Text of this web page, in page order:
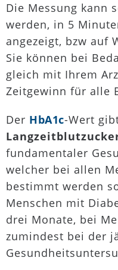
Die Messung kann
werden, in 5
angezeigt, bzw auf
Sie können bei
gleich mit Ihrem
Zeitgewinn für alle
Der HbA1c-Wert
fundamentaler
welcher bei allen
bestimmt werden
Menschen mit
drei Monate, bei
zumindest bei der